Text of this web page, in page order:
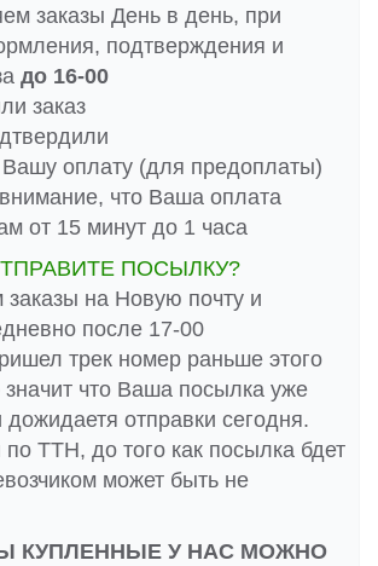
заказы День в день, при
подтверждения и
до 16-00
заказ
оплату (для предоплаты)
что Ваша оплата
от 15 минут до 1 часа
ПОСЫЛКУ?
заказы на Новую почту и
после 17-00
трек номер раньше этого
значит что Ваша посылка уже
дожидаетя отправки сегодня.
ТТН, до того как посылка бдет
может быть не
КУПЛЕННЫЕ У НАС МОЖНО